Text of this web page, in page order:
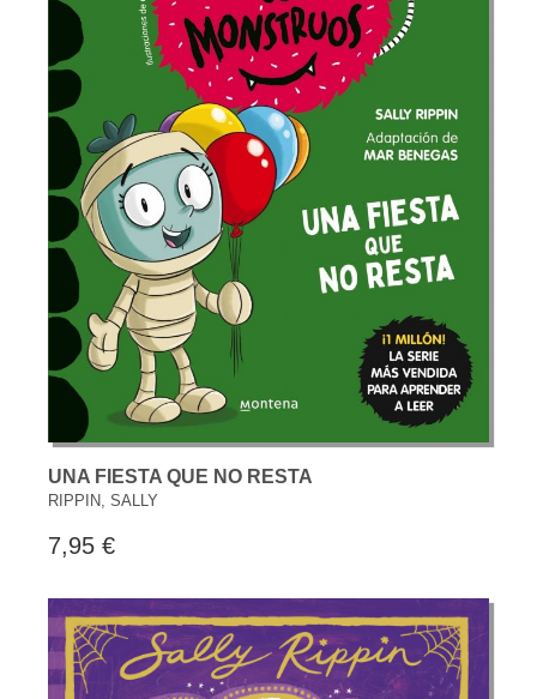
UNA FIESTA QUE NO RESTA
RIPPIN, SALLY
7,95 €